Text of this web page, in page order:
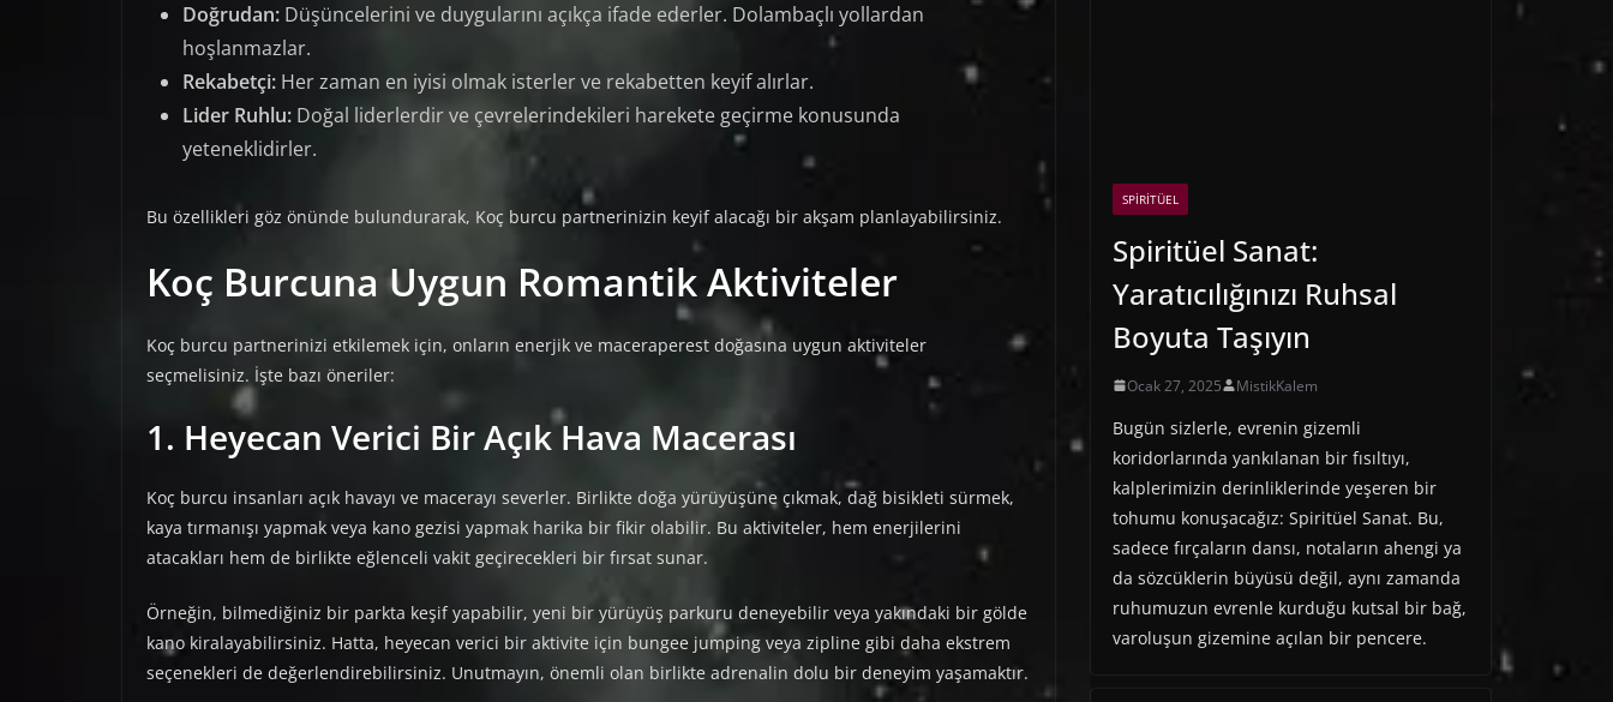
Doğrudan: Düşüncelerini ve duygularını açıkça ifade ederler. Dolambaçlı yollardan
hoşlanmazlar.
Rekabetçi: Her zaman en iyisi olmak isterler ve rekabetten keyif alırlar.
Lider Ruhlu: Doğal liderlerdir ve çevrelerindekileri harekete geçirme konusunda
yeteneklidirler.
Bu özellikleri göz önünde bulundurarak, Koç burcu partnerinizin keyif alacağı bir akşam planlayabilirsiniz.
Koç Burcuna Uygun Romantik Aktiviteler
Koç burcu partnerinizi etkilemek için, onların enerjik ve maceraperest doğasına uygun aktiviteler
seçmelisiniz. İşte bazı öneriler:
1. Heyecan Verici Bir Açık Hava Macerası
Koç burcu insanları açık havayı ve macerayı severler. Birlikte doğa yürüyüşüne çıkmak, dağ bisikleti sürmek,
kaya tırmanışı yapmak veya kano gezisi yapmak harika bir fikir olabilir. Bu aktiviteler, hem enerjilerini
atacakları hem de birlikte eğlenceli vakit geçirecekleri bir fırsat sunar.
Örneğin, bilmediğiniz bir parkta keşif yapabilir, yeni bir yürüyüş parkuru deneyebilir veya yakındaki bir gölde
kano kiralayabilirsiniz. Hatta, heyecan verici bir aktivite için bungee jumping veya zipline gibi daha ekstrem
seçenekleri de değerlendirebilirsiniz. Unutmayın, önemli olan birlikte adrenalin dolu bir deneyim yaşamaktır.
SPIRITÜEL
Spiritüel Sanat:
Yaratıcılığınızı Ruhsal
Boyuta Taşıyın
Ocak 27, 2025 MistikKalem
Bugün sizlerle, evrenin gizemli
koridorlarında yankılanan bir fısıltıyı,
kalplerimizin derinliklerinde yeşeren bir
tohumu konuşacağız: Spiritüel Sanat. Bu,
sadece fırçaların dansı, notaların ahengi ya
da sözcüklerin büyüsü değil, aynı zamanda
ruhumuzun evrenle kurduğu kutsal bir bağ,
varoluşun gizemine açılan bir pencere.